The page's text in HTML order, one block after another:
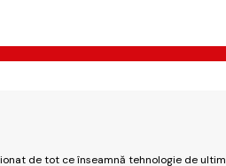
de tot ce înseamnă tehnologie de